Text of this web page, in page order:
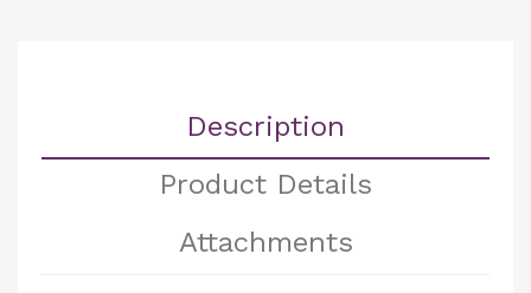
Description
Product Details
Attachments